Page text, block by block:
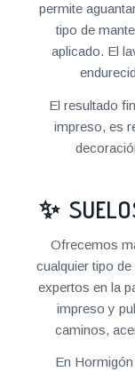
permite
tipo de
aplicado. El
El resultado
impreso, es
✨
Ofrecemos
cualquier tipo
expertos en la
impreso y
caminos,
En